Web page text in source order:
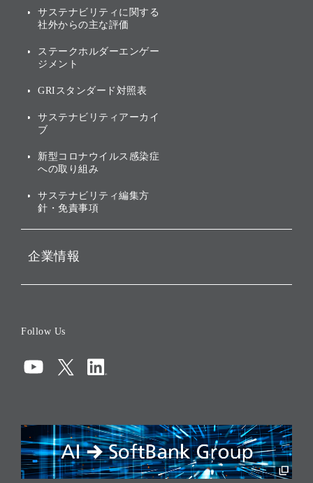
[AI] What dreams are made
その他
グループ企業一覧
業績・財務
アニュアルレポート
株主・投資家情報（IR）に
トップメッセージ
サステナビリティの考え方
ガバナンス
投資先のサステナビリティ
サステナビリティに関する
社外からの主な評価
ステークホルダーエンゲー
ジメント
GRIスタンダード対照表
サステナビリティアーカイ
ブ
新型コロナウイルス感染症
への取り組み
サステナビリティ編集方
針・免責事項
企業情報
コンプライアンス
リスクマネジメント
税務に対する取り組み
採用情報
Follow Us